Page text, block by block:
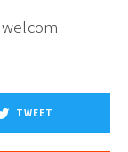
TWEET